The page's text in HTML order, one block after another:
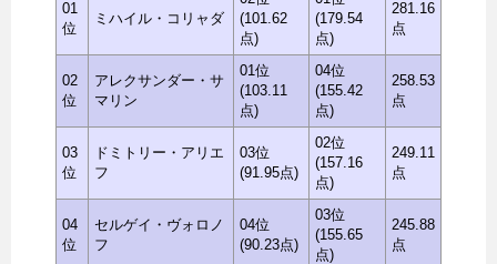
01
位
ミハイル・コリャダ
(101.62
点)
(179.54
点)
281.16
点
02
位
アレクサンダー・サ
マリン
01位
(103.11
点)
04位
(155.42
点)
258.53
点
03
位
ドミトリー・アリエ
フ
03位
(91.95点)
02位
(157.16
点)
249.11
点
04
位
セルゲイ・ヴォロノ
フ
04位
(90.23点)
03位
(155.65
点)
245.88
点